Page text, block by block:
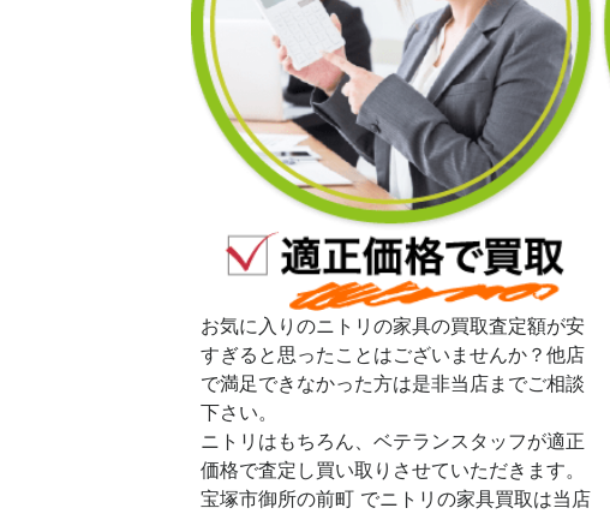
お気に入りのニトリの家具の買取査定額が安
すぎると思ったことはございませんか？他店
で満足できなかった方は是非当店までご相談
下さい。
ニトリはもちろん、ベテランスタッフが適正
価格で査定し買い取りさせていただきます。
宝塚市御所の前町 でニトリの家具買取は当店